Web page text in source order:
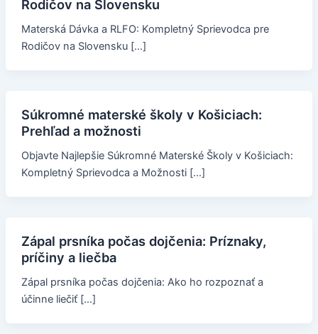
Rodičov na Slovensku
Materská Dávka a RLFO: Kompletný Sprievodca pre
Rodičov na Slovensku […]
Súkromné materské školy v Košiciach:
Prehľad a možnosti
Objavte Najlepšie Súkromné Materské Školy v Košiciach:
Kompletný Sprievodca a Možnosti […]
Zápal prsníka počas dojčenia: Príznaky,
príčiny a liečba
Zápal prsníka počas dojčenia: Ako ho rozpoznať a
účinne liečiť […]